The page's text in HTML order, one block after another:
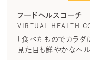
フードヘルスコーチ
VIRTUAL HEALTH
「食べたものでカラ
見た目も鮮やかなヘ